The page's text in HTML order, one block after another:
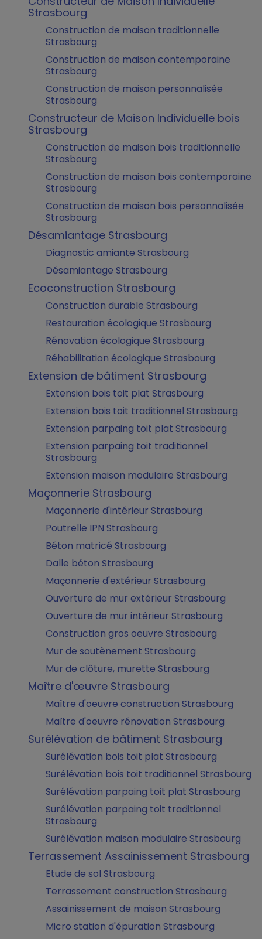
Strasbourg
Construction de maison traditionnelle
Strasbourg
Construction de maison contemporaine
Strasbourg
Construction de maison personnalisée
Strasbourg
Constructeur de Maison Individuelle bois
Strasbourg
Construction de maison bois traditionnelle
Strasbourg
Construction de maison bois contemporaine
Strasbourg
Construction de maison bois personnalisée
Strasbourg
Désamiantage Strasbourg
Diagnostic amiante Strasbourg
Désamiantage Strasbourg
Ecoconstruction Strasbourg
Construction durable Strasbourg
Restauration écologique Strasbourg
Rénovation écologique Strasbourg
Réhabilitation écologique Strasbourg
Extension de bâtiment Strasbourg
Extension bois toit plat Strasbourg
Extension bois toit traditionnel Strasbourg
Extension parpaing toit plat Strasbourg
Extension parpaing toit traditionnel
Strasbourg
Extension maison modulaire Strasbourg
Maçonnerie Strasbourg
Maçonnerie d'intérieur Strasbourg
Poutrelle IPN Strasbourg
Béton matricé Strasbourg
Dalle béton Strasbourg
Maçonnerie d'extérieur Strasbourg
Ouverture de mur extérieur Strasbourg
Ouverture de mur intérieur Strasbourg
Construction gros oeuvre Strasbourg
Mur de soutènement Strasbourg
Mur de clôture, murette Strasbourg
Maître d'œuvre Strasbourg
Maître d'oeuvre construction Strasbourg
Maître d'oeuvre rénovation Strasbourg
Surélévation de bâtiment Strasbourg
Surélévation bois toit plat Strasbourg
Surélévation bois toit traditionnel Strasbourg
Surélévation parpaing toit plat Strasbourg
Surélévation parpaing toit traditionnel
Strasbourg
Surélévation maison modulaire Strasbourg
Terrassement Assainissement Strasbourg
Etude de sol Strasbourg
Terrassement construction Strasbourg
Assainissement de maison Strasbourg
Micro station d'épuration Strasbourg